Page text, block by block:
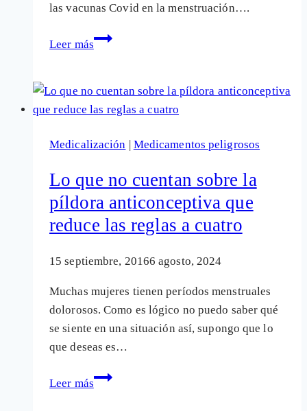
las vacunas Covid en la menstruación….
Leer más
Posibles
en
6
cada
mujeres
tras
recibir
vacunas
Medicalización | Medicamentos peligrosos
Lo que no cuentan sobre la
píldora anticonceptiva que
reduce las reglas a cuatro
15 septiembre, 20166 agosto, 2024
Muchas mujeres tienen períodos menstruales
dolorosos. Como es lógico no puedo saber qué
se siente en una situación así, supongo que lo
que deseas es…
Leer más
Lo